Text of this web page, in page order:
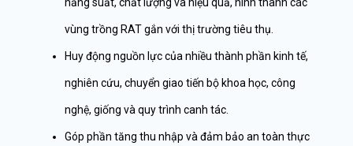
vùng trồng RAT gắn với thị trường tiêu thụ.
Huy động nguồn lực của nhiều thành phần kinh tế,
nghiên cứu, chuyển giao tiến bộ khoa học, công
nghệ, giống và quy trình canh tác.
Góp phần tăng thu nhập và đảm bảo an toàn thực